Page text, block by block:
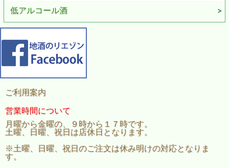
低アルコール酒
ご利用案内
営業時間について
月曜から金曜の、９時から１７時です。
土曜、日曜、祝日は店休日となります。
※土曜、日曜、祝日のご注文は休み明けの対応となりま
す。